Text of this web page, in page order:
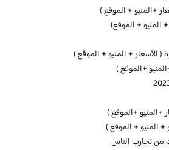
+المنيو + الموقع )
+ الموقع)
( الأسعار + المنيو + الموقع )
+الموقع )
+المنيو +الموقع )
المنيو + الموقع )
من تجارب الناس